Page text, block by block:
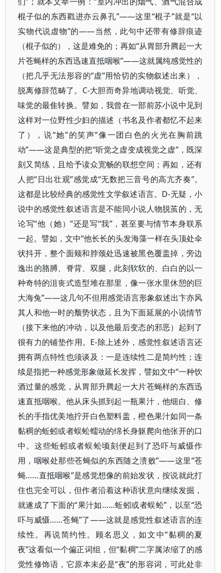
棍子似的东西戳进亦云鼻孔”——这里“棍子”就是“以
实物代说虚物”的——当然，此句中还带有修辞痕迹
（棍子似的），这是难免的；再如“从胃部升腾起一大
片苍蝇样的东西迅速直抵咽喉”——这就属纯感觉性的
（把几乎无法形容的“虚”用恰切的实物叙述出来），
脱离修辞范畴了。C-大胆而奇异地调动视觉、听觉、
味觉的最隹转换。譬如，我曾在一部前苏小说中见到
这样对一位野性少妇的描述（书名及作者都忆不起来
了），说“她”的笑声“像一团白色的火光在胸前跳
动”——这是典型的把“听觉之虚变成视觉之虚”，既深
刻又简练，且给予读众宽畅的联想空间；再如，还有
人把“日出壮观”感觉成“无数把三音号的高亢齐奏”。
这都是比较经典的感觉性文学叙述语言。D-无疑，小
说中的感觉性叙述语言是不能同小说人物脱茧的，无
论写“他（她）”还是写“我”，甚至要与情节本身联系
一起。譬如，文中“他长长的头发海藻一样在头顶处伞
状抖开，整个面颊和脖颈处迅速被黑色覆盖掉，旁边
逸出的胳膊、脊背、双腿，此刻软软的、白白的以一
种奇特的沮丧式造型堆在那里，像一张水里休憩的巨
大海兔”——这几句不但用感觉语言形象叙述出卞亦风
其人和他一时的颓势状态，且为下面延展的小说情节
（接下来他的冲动，以及他最后变态的邪恶）起到了
很有力的铺垫作用。E-除上述外，感觉性叙述语言还
拥有两点特性也须谈及：一是连续性二是简约性；连
续是指把一种感觉形象做延长发挥，譬如文中“一种饮
酒过量的感觉，从胃部升腾起一大片苍蝇样的东西迅
速直抵咽喉。他从床头抓到起一瓶果汁，他细白、修
长的手指优美地拧开白色塑料盖，橙色果汁如同一条
黏稠的蚯蚓或者蜈蚣蠕动的绵长身躯爬向他张开的口
中。这些蚯蚓或者蜈蚣顷刻便起到了恐吓与威慑作
用，咽喉处那些苍蝇似的东西随之溃败”——这里“苍
蝇……直抵咽喉”是感觉想像的前始发状，按说就此打
住也完全可以，但作者沿着这种语状意向继续发掘，
就遂成了下面的“果汁如……蚯蚓或者蜈蚣”，以至“恐
吓与威慑……苍蝇”了——这就是感觉性叙述语言的连
续性。再说简约性。顾名思义，如文中“黏稠的夏
夜”这看似一个偏正词组，但“黏稠”二字属浓缩了的感
觉性修饰语，它原本未必是“夜”的形容词，可此处非